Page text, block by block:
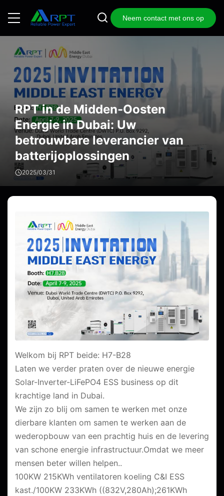
Neem contact met ons op
RPT in de Midden-Oosten
Energie in Dubai: Uw
betrouwbare leverancier van
batterijoplossingen
2025/03/31
Welkom bij RPT beide: H7-B28
Laten we verder praten over de nieuwe energie
Solar-Inverter-LiFePO4 ESS business op dit
krachtige land in Dubai.
We zijn zo blij om samen te werken met onze
dierbare klanten om samen te werken aan de
wederopbouw van een prachtig huis en de levering
van schone energie infrastructuur.Omdat we meer
mensen beter willen helpen..
100KW 215KWh ventilatoren koeling C&I ESS
kast./100KW 233KWh ((832V,280Ah);261KWh